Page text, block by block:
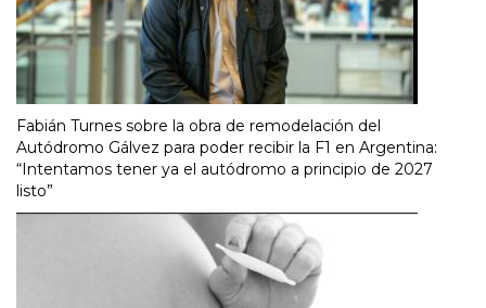
Fabián Turnes sobre la obra de remodelación del
Autódromo Gálvez para poder recibir la F1 en Argentina:
“Intentamos tener ya el autódromo a principio de 2027
listo”